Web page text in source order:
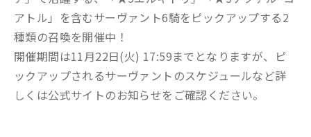
アトル」を含むサーヴァント6騎をピックアップする2
種類の召喚を開催中！
開催期間は11月22日(火) 17:59までとなりますが、ピ
ックアップされるサーヴァントのスケジュールなど詳
しくは公式サイトのお知らせをご確認ください。